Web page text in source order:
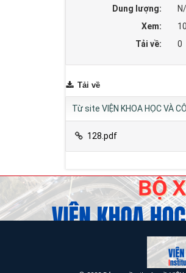
Dung lượng:
Xem:
Tải về:
0
Tải về
Từ site VIỆN KHOA HỌC VÀ
128.pdf